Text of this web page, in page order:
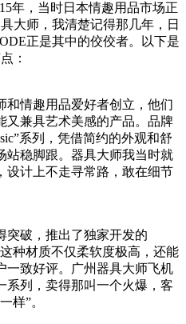
年，当时日本情趣用品市场正
大师，我清楚记得那几年，日
正是其中的佼佼者。以下是
：
和情趣用品爱好者创立，他们
又兼具艺术美感的产品。品牌
系列，凭借简约的外观和舒
站稳脚跟。器具大师我当时就
设计上不走寻常路，敢在细节
突破，推出了独家开发的
种材质不仅柔软度极高，还能
一致好评。广州器具大师飞机
系列，卖得那叫一个火爆，客
样”。